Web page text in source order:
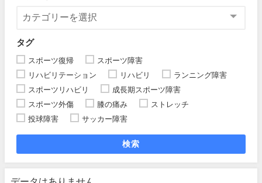
タグ
スポーツ復帰
スポーツ障害
リハビリテーション
リハビリ
ランニング障害
スポーツリハビリ
成長期スポーツ障害
スポーツ外傷
膝の痛み
ストレッチ
投球障害
サッカー障害
検索